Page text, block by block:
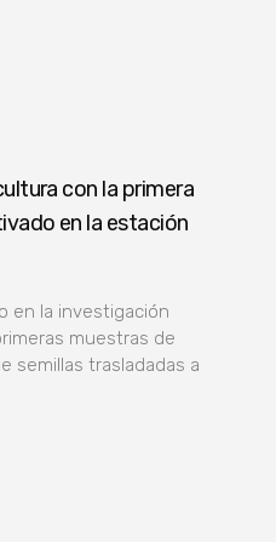
con la primera
en la estación
en la investigación
muestras de
semillas trasladadas a